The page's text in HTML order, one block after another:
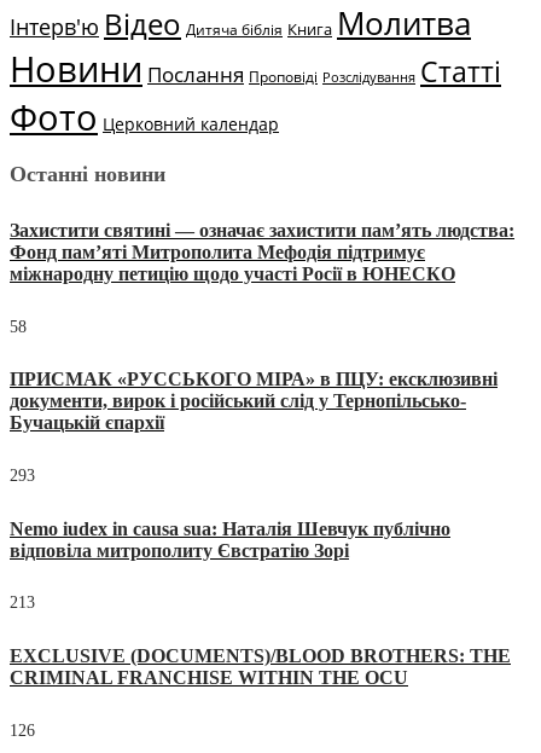
Інтерв'ю Відео Дитяча біблія Книга Молитва
Новини Послання Проповіді Розслідування Статті
Фото Церковний календар
Останні новини
Захистити святині — означає захистити пам’ять людства:
Фонд пам’яті Митрополита Мефодія підтримує
міжнародну петицію щодо участі Росії в ЮНЕСКО
58
ПРИСМАК «РУССЬКОГО МІРА» в ПЦУ: ексклюзивні
документи, вирок і російський слід у Тернопільсько-
Бучацькій єпархії
293
Nemo iudex in causa sua: Наталія Шевчук публічно
відповіла митрополиту Євстратію Зорі
213
EXCLUSIVE (DOCUMENTS)/BLOOD BROTHERS: THE
CRIMINAL FRANCHISE WITHIN THE OCU
126